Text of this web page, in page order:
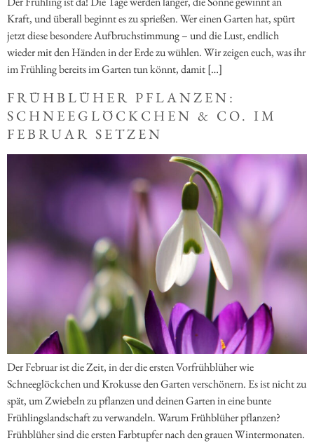
Kraft, und überall beginnt es zu sprießen. Wer einen Garten hat, spürt
jetzt diese besondere Aufbruchstimmung – und die Lust, endlich
wieder mit den Händen in der Erde zu wühlen. Wir zeigen euch, was ihr
im Frühling bereits im Garten tun könnt, damit […]
FRÜHBLÜHER PFLANZEN:
SCHNEEGLÖCKCHEN & CO. IM
FEBRUAR SETZEN
Der Februar ist die Zeit, in der die ersten Vorfrühblüher wie
Schneeglöckchen und Krokusse den Garten verschönern. Es ist nicht zu
spät, um Zwiebeln zu pflanzen und deinen Garten in eine bunte
Frühlingslandschaft zu verwandeln. Warum Frühblüher pflanzen?
Frühblüher sind die ersten Farbtupfer nach den grauen Wintermonaten.